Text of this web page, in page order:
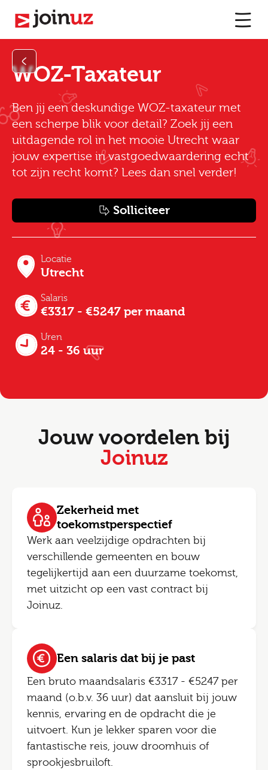
WOZ-Taxateur
Ben jij een deskundige WOZ-taxateur met
een scherpe blik voor detail? Zoek jij een
uitdagende rol in het mooie Utrecht waar
jouw expertise in vastgoedwaardering echt
tot zijn recht komt? Lees dan snel verder!
Solliciteer
Locatie
Utrecht
Salaris
€3317 - €5247 per maand
Uren
24 - 36 uur
Jouw voordelen bij
Joinuz
Zekerheid met
toekomstperspectief
Werk aan veelzijdige opdrachten bij
verschillende gemeenten en bouw
tegelijkertijd aan een duurzame toekomst,
met uitzicht op een vast contract bij
Joinuz.
Een salaris dat bij je past
Een bruto maandsalaris €3317 - €5247 per
maand (o.b.v. 36 uur) dat aansluit bij jouw
kennis, ervaring en de opdracht die je
uitvoert. Kun je lekker sparen voor die
fantastische reis, jouw droomhuis of
sprookjesbruiloft.